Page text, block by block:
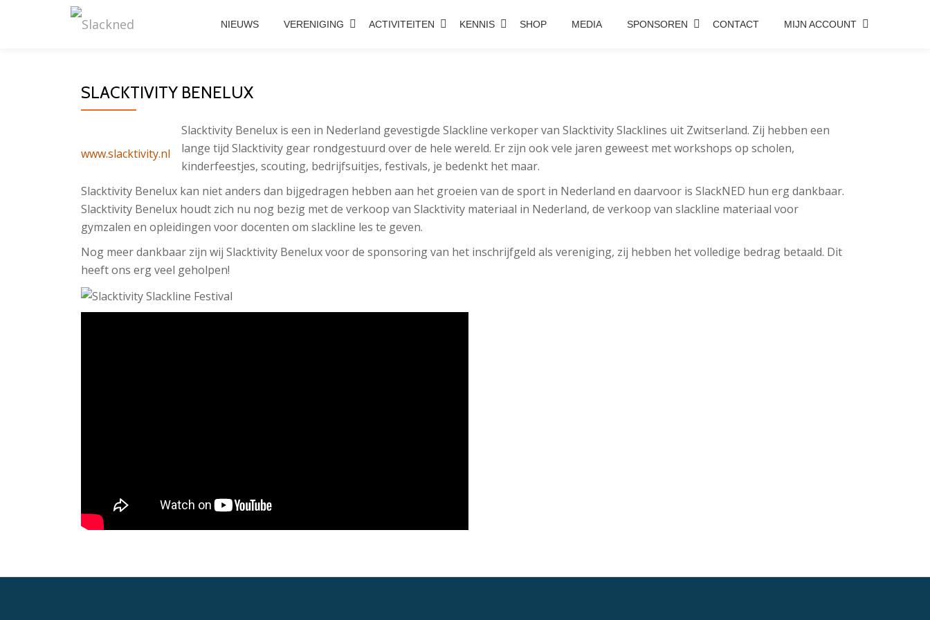
NIEUWS VERENIGING ACTIVITEITEN KENNIS SHOP MEDIA SPONSOREN CONTACT MIJN ACCOUNT
SLACKTIVITY BENELUX
www.slacktivity.nl
Slacktivity Benelux is een in Nederland gevestigde Slackline verkoper van Slacktivity Slacklines uit Zwitserland. Zij hebben een
lange tijd Slacktivity gear rondgestuurd over de hele wereld. Er zijn ook vele jaren geweest met workshops op scholen,
kinderfeestjes, scouting, bedrijfsuitjes, festivals, je bedenkt het maar.
Slacktivity Benelux kan niet anders dan bijgedragen hebben aan het groeien van de sport in Nederland en daarvoor is SlackNED hun erg dankbaar.
Slacktivity Benelux houdt zich nu nog bezig met de verkoop van Slacktivity materiaal in Nederland, de verkoop van slackline materiaal voor
gymzalen en opleidingen voor docenten om slackline les te geven.
Nog meer dankbaar zijn wij Slacktivity Benelux voor de sponsoring van het inschrijfgeld als vereniging, zij hebben het volledige bedrag betaald. Dit
heeft ons erg veel geholpen!